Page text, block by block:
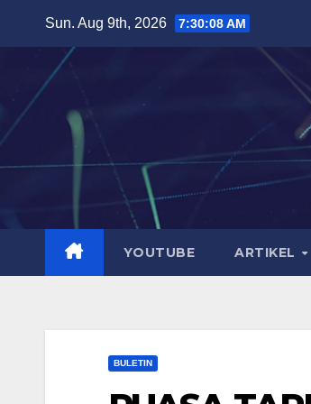
Sun. Aug 9th, 2026 7:30:09 AM
YOUTUBE ARTIKEL
BULETIN